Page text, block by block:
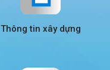
Thông tin xây dựng